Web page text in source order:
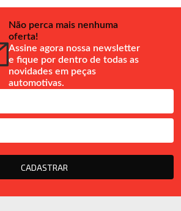
Não perca mais nenhuma
oferta!
Assine agora nossa newsletter
e fique por dentro de todas as
novidades em peças
automotivas.
CADASTRAR